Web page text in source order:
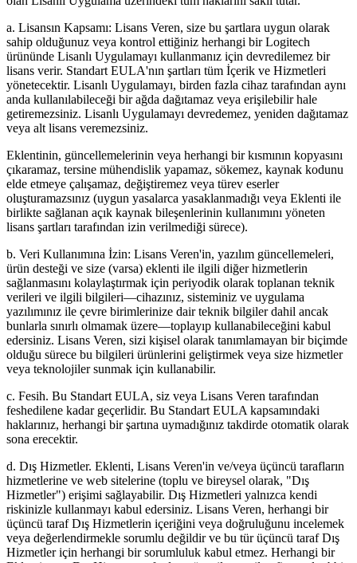
a. Lisansın Kapsamı: Lisans Veren, size bu şartlara uygun olarak
sahip olduğunuz veya kontrol ettiğiniz herhangi bir Logitech
ürününde Lisanlı Uygulamayı kullanmanız için devredilemez bir
lisans verir. Standart EULA'nın şartları tüm İçerik ve Hizmetleri
yönetecektir. Lisanlı Uygulamayı, birden fazla cihaz tarafından aynı
anda kullanılabileceği bir ağda dağıtamaz veya erişilebilir hale
getiremezsiniz. Lisanlı Uygulamayı devredemez, yeniden dağıtamaz
veya alt lisans veremezsiniz.
Eklentinin, güncellemelerinin veya herhangi bir kısmının kopyasını
çıkaramaz, tersine mühendislik yapamaz, sökemez, kaynak kodunu
elde etmeye çalışamaz, değiştiremez veya türev eserler
oluşturamazsınız (uygun yasalarca yasaklanmadığı veya Eklenti ile
birlikte sağlanan açık kaynak bileşenlerinin kullanımını yöneten
lisans şartları tarafından izin verilmediği sürece).
b. Veri Kullanımına İzin: Lisans Veren'in, yazılım güncellemeleri,
ürün desteği ve size (varsa) eklenti ile ilgili diğer hizmetlerin
sağlanmasını kolaylaştırmak için periyodik olarak toplanan teknik
verileri ve ilgili bilgileri—cihazınız, sisteminiz ve uygulama
yazılımınız ile çevre birimlerinize dair teknik bilgiler dahil ancak
bunlarla sınırlı olmamak üzere—toplayıp kullanabileceğini kabul
edersiniz. Lisans Veren, sizi kişisel olarak tanımlamayan bir biçimde
olduğu sürece bu bilgileri ürünlerini geliştirmek veya size hizmetler
veya teknolojiler sunmak için kullanabilir.
c. Fesih. Bu Standart EULA, siz veya Lisans Veren tarafından
feshedilene kadar geçerlidir. Bu Standart EULA kapsamındaki
haklarınız, herhangi bir şartına uymadığınız takdirde otomatik olarak
sona erecektir.
d. Dış Hizmetler. Eklenti, Lisans Veren'in ve/veya üçüncü tarafların
hizmetlerine ve web sitelerine (toplu ve bireysel olarak, "Dış
Hizmetler") erişimi sağlayabilir. Dış Hizmetleri yalnızca kendi
riskinizle kullanmayı kabul edersiniz. Lisans Veren, herhangi bir
üçüncü taraf Dış Hizmetlerin içeriğini veya doğruluğunu incelemek
veya değerlendirmekle sorumlu değildir ve bu tür üçüncü taraf Dış
Hizmetler için herhangi bir sorumluluk kabul etmez. Herhangi bir